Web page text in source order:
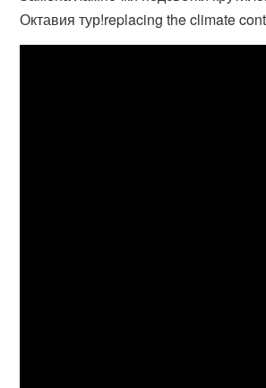
Октавия тур!replacing the climate